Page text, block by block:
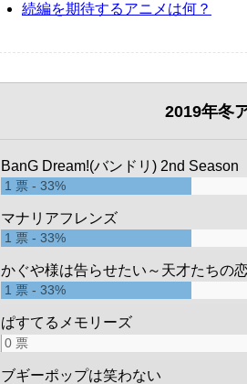
続編を期待するアニメは何？
2019年冬
BanG Dream!(バンドリ) 2nd Season
1 票 33%
マナリアフレンズ
1 票 33%
かぐや様は告らせたい～天才たちの
1 票 33%
ぱすてるメモリーズ
0 票
ブギーポップは笑わない